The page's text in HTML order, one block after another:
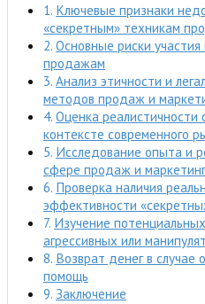
Ключевые признаки
«секретным» техникам
Основные риски
продажам
Анализ этичности и
методов продаж и
Оценка реалистичности
контексте современного
Исследование опыта и
сфере продаж и
Проверка наличия
эффективности
Изучение
агрессивных или
Возврат денег в случае
помощь
Заключение